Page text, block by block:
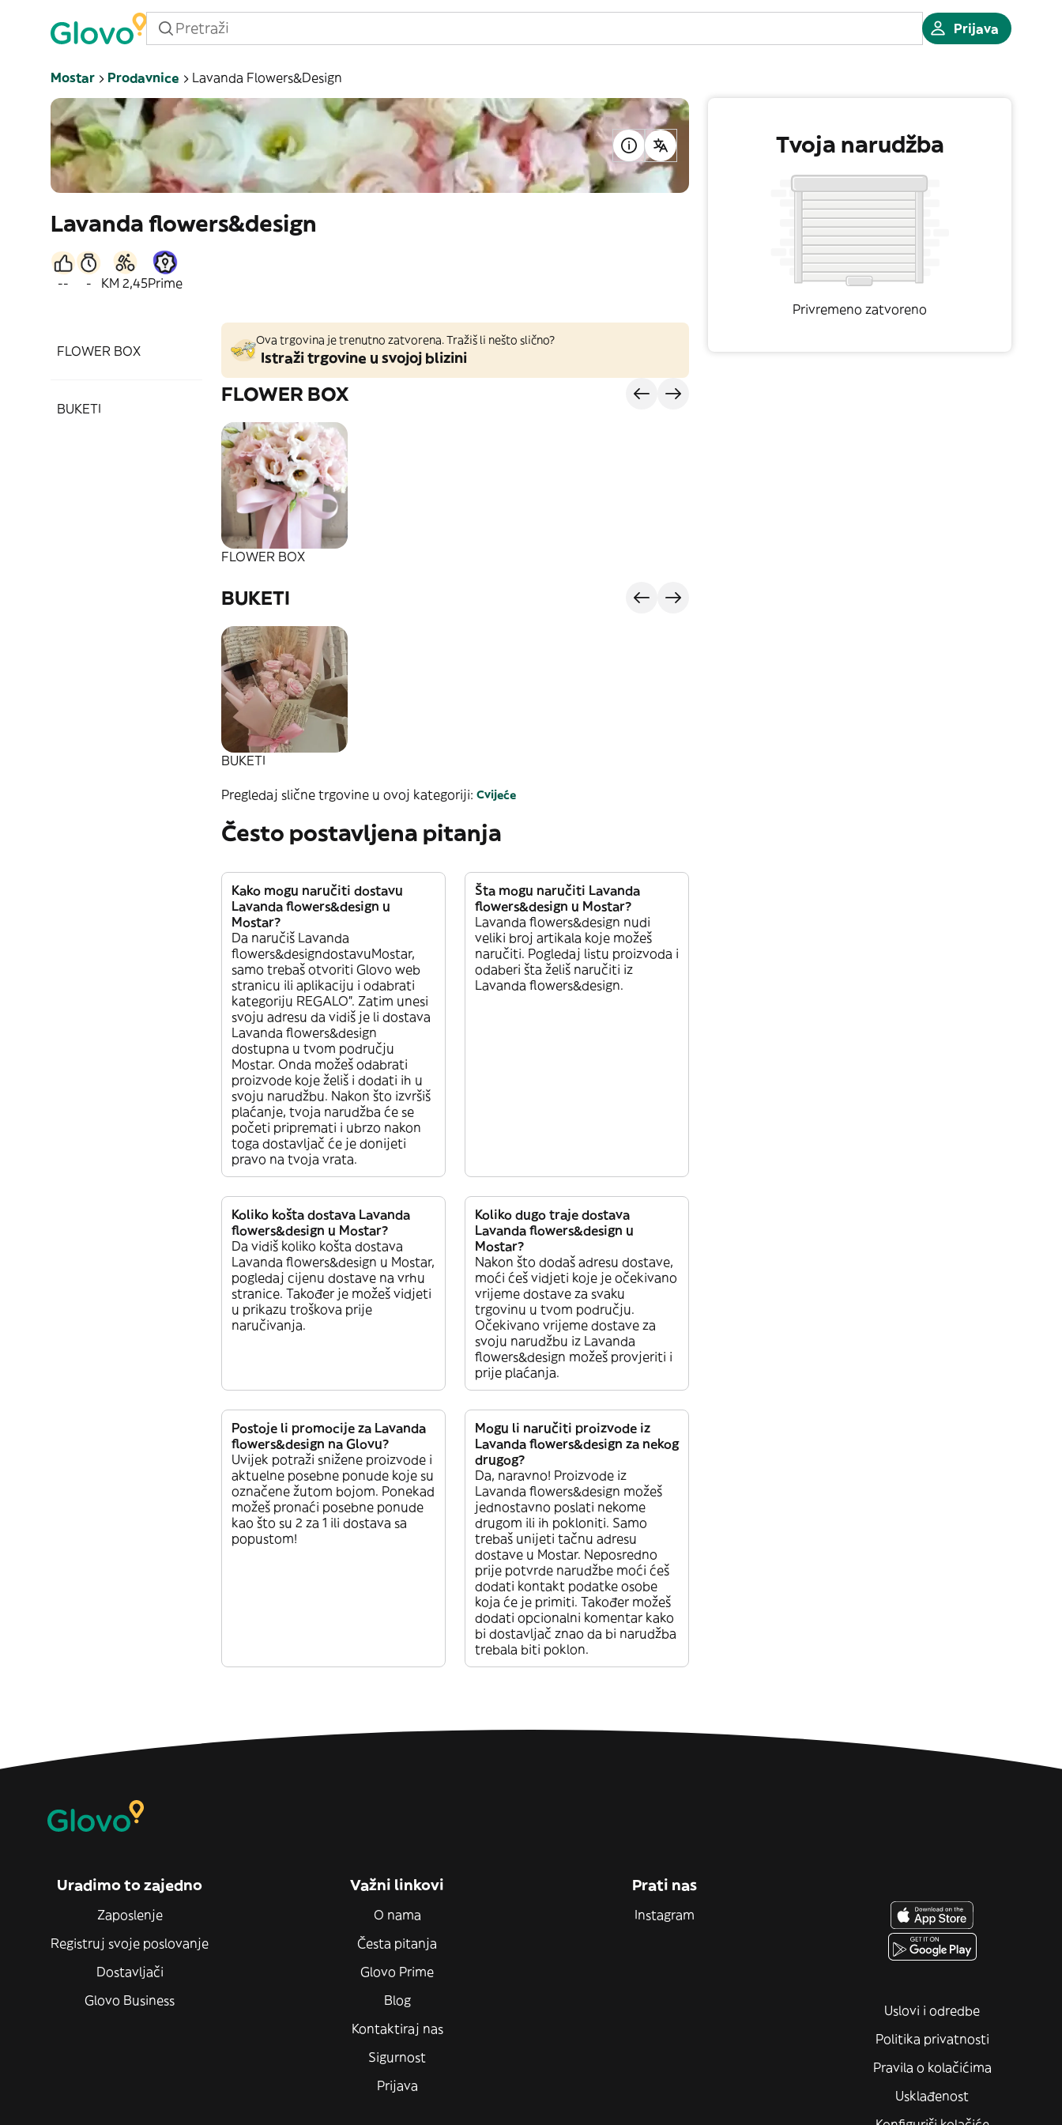
Prijava
Mostar Prodavnice Lavanda Flowers&design
Lavanda flowers&design
-- - KM 2,45Prime
FLOWER BOX
FLOWER BOX
BUKETI
Ova trgovina je trenutno zatvorena. Tražiš li nešto slično?
Istraži trgovine u svojoj blizini
FLOWER BOX
FLOWER BOX
BUKETI
BUKETI
Pregledaj slične trgovine u ovoj kategoriji: Cvijeće
Često postavljena pitanja
Kako mogu naručiti dostavu
Lavanda flowers&design u
Mostar?
Da naručiš Lavanda
flowers&designdostavuMostar,
samo trebaš otvoriti Glovo web
stranicu ili aplikaciju i odabrati
kategoriju REGALO”. Zatim unesi
svoju adresu da vidiš je li dostava
Lavanda flowers&design
dostupna u tvom području
Mostar. Onda možeš odabrati
proizvode koje želiš i dodati ih u
svoju narudžbu. Nakon što izvršiš
plaćanje, tvoja narudžba će se
početi pripremati i ubrzo nakon
toga dostavljač će je donijeti
pravo na tvoja vrata.
Šta mogu naručiti Lavanda
flowers&design u Mostar?
Lavanda flowers&design nudi
veliki broj artikala koje možeš
naručiti. Pogledaj listu proizvoda i
odaberi šta želiš naručiti iz
Lavanda flowers&design.
Koliko košta dostava Lavanda
flowers&design u Mostar?
Da vidiš koliko košta dostava
Lavanda flowers&design u Mostar,
pogledaj cijenu dostave na vrhu
stranice. Također je možeš vidjeti
u prikazu troškova prije
naručivanja.
Koliko dugo traje dostava
Lavanda flowers&design u
Mostar?
Nakon što dodaš adresu dostave,
moći ćeš vidjeti koje je očekivano
vrijeme dostave za svaku
trgovinu u tvom području.
Očekivano vrijeme dostave za
svoju narudžbu iz Lavanda
flowers&design možeš provjeriti i
prije plaćanja.
Postoje li promocije za Lavanda
flowers&design na Glovu?
Uvijek potraži snižene proizvode i
aktuelne posebne ponude koje su
označene žutom bojom. Ponekad
možeš pronaći posebne ponude
kao što su 2 za 1 ili dostava sa
popustom!
Mogu li naručiti proizvode iz
Lavanda flowers&design za nekog
drugog?
Da, naravno! Proizvode iz
Lavanda flowers&design možeš
jednostavno poslati nekome
drugom ili ih pokloniti. Samo
trebaš unijeti tačnu adresu
dostave u Mostar. Neposredno
prije potvrde narudžbe moći ćeš
dodati kontakt podatke osobe
koja će je primiti. Također možeš
dodati opcionalni komentar kako
bi dostavljač znao da bi narudžba
trebala biti poklon.
Tvoja narudžba
Privremeno zatvoreno
Uradimo to zajedno
Zaposlenje
Registruj svoje poslovanje
Dostavljači
Glovo Business
Važni linkovi
O nama
Česta pitanja
Glovo Prime
Blog
Kontaktiraj nas
Sigurnost
Prijava
Prati nas
Instagram
Uslovi i odredbe
Politika privatnosti
Pravila o kolačićima
Usklađenost